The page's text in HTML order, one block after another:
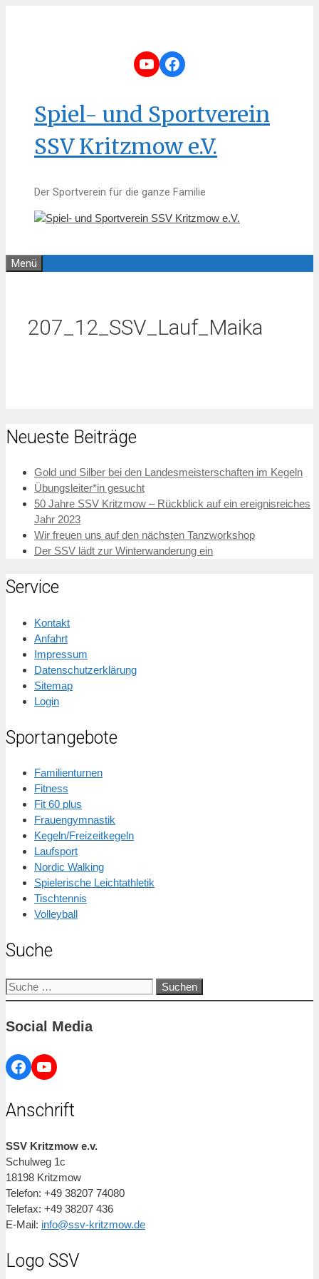
YouTube
Facebook
Spiel- und Sportverein
SSV Kritzmow e.V.
Der Sportverein für die ganze Familie
Menü
207_12_SSV_Lauf_Maika
Neueste Beiträge
Gold und Silber bei den Landesmeisterschaften im Kegeln
Übungsleiter*in gesucht
50 Jahre SSV Kritzmow – Rückblick auf ein ereignisreiches
Jahr 2023
Wir freuen uns auf den nächsten Tanzworkshop
Der SSV lädt zur Winterwanderung ein
Service
Kontakt
Anfahrt
Impressum
Datenschutzerklärung
Sitemap
Login
Sportangebote
Familienturnen
Fitness
Fit 60 plus
Frauengymnastik
Kegeln/Freizeitkegeln
Laufsport
Nordic Walking
Spielerische Leichtathletik
Tischtennis
Volleyball
Suche
Suche
nach:
Social Media
Facebook
YouTube
Anschrift
SSV Kritzmow e.v.
Schulweg 1c
18198 Kritzmow
Telefon: +49 38207 74080
Telefax: +49 38207 436
E-Mail: info@ssv-kritzmow.de
Logo SSV